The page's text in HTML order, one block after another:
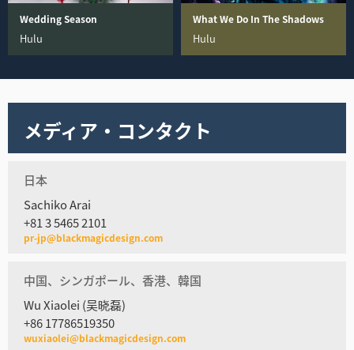
Wedding Season
Hulu
What We Do In The Shadows
Hulu
メディア・コンタクト
日本
Sachiko Arai
+81 3 5465 2101
pr-jp@blackmagicdesign.com
中国、シンガポール、香港、韓国
Wu Xiaolei (吴晓磊)
+86 17786519350
wuxiaolei@blackmagicdesign.com